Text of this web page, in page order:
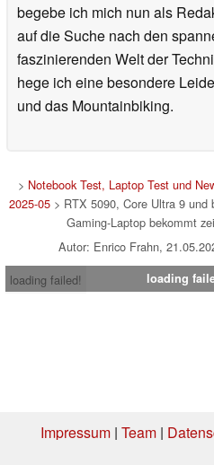
begebe ich mich nun als
auf die Suche nach den
faszinierenden Welt der
hege ich eine besondere
und das Mountainbiking.
> Notebook Test, Laptop Test und
2025-05 > RTX 5090, Core Ultra 9
Gaming-Laptop bekommt
Autor: Enrico Frahn,
loading failed!
loading
Impressum| Team|